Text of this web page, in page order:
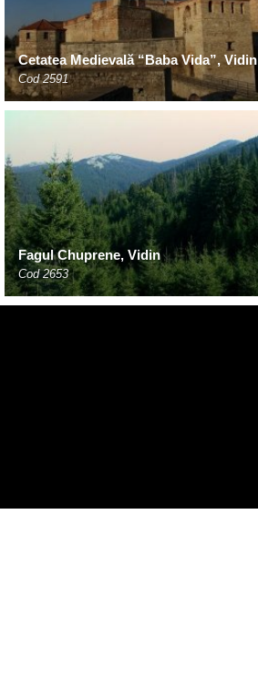
Cetatea Medievală “Baba Vida”, Vidin
Cod 2591
Fagul Chuprene, Vidin
Cod 2653